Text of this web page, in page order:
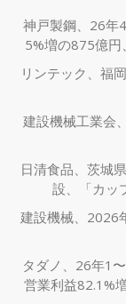
神戸製鋼、26年
5%増の875億
リンテック、福
建設機械工業会
日清食品、茨城
設、「カッ
建設機械、2026
タダノ、26年1
営業利益82.1%